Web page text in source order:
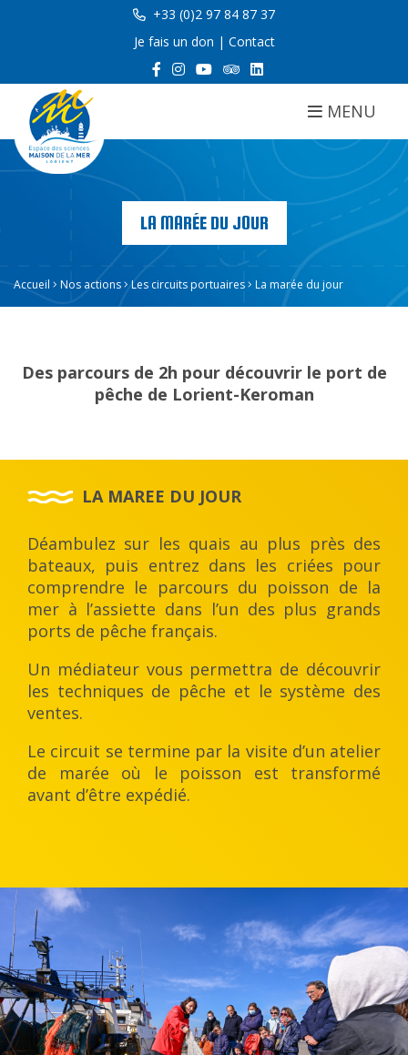
+33 (0)2 97 84 87 37
Je fais un don | Contact
MENU
LA MARÉE DU JOUR
Accueil Nos actions Les circuits portuaires La marée du jour
Des parcours de 2h pour découvrir le port de
pêche de Lorient-Keroman
LA MAREE DU JOUR
Déambulez sur les quais au plus près des
bateaux, puis entrez dans les criées pour
comprendre le parcours du poisson de la
mer à l’assiette dans l’un des plus grands
ports de pêche français.
Un médiateur vous permettra de découvrir
les techniques de pêche et le système des
ventes.
Le circuit se termine par la visite d’un atelier
de marée où le poisson est transformé
avant d’être expédié.